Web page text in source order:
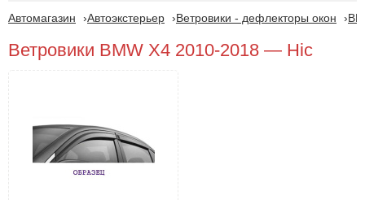
Автомагазин Автоэкстерьер Ветровики - дефлекторы окон
Ветровики BMW X4 2010-2018 — Hic